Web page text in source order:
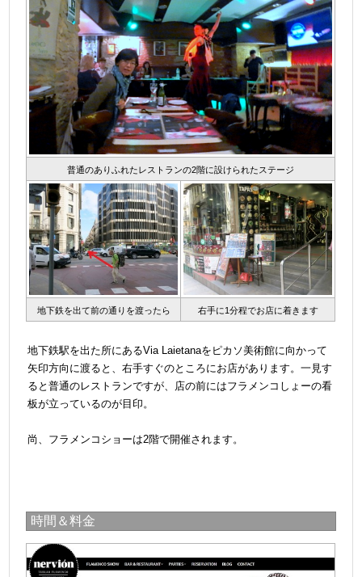
普通のありふれたレストランの2階に設けられたステージ
地下鉄を出て前の通りを渡ったら 右手に1分程でお店に着きます
地下鉄駅を出た所にあるVia Laietanaをピカソ美術館に向かって
矢印方向に渡ると、右手すぐのところにお店があります。一見す
ると普通のレストランですが、店の前にはフラメンコしょーの看
板が立っているのが目印。
尚、フラメンコショーは2階で開催されます。
時間＆料金